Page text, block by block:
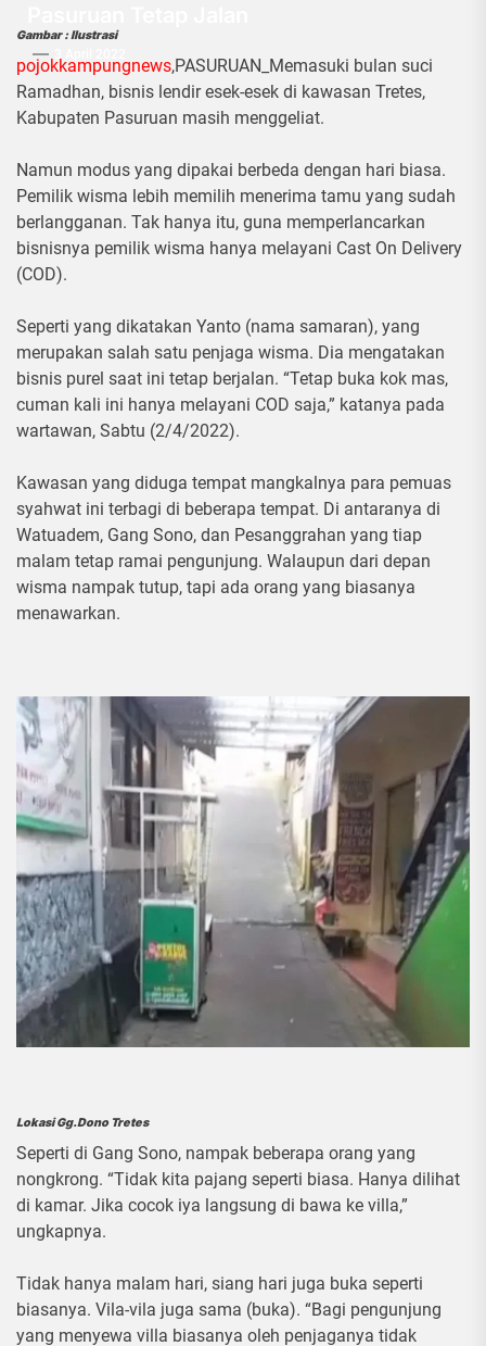
Gambar : Ilustrasi
pojokkampungnews,PASURUAN_Memasuki bulan suci
Ramadhan, bisnis lendir esek-esek di kawasan Tretes,
Kabupaten Pasuruan masih menggeliat.
Namun modus yang dipakai berbeda dengan hari biasa.
Pemilik wisma lebih memilih menerima tamu yang sudah
berlangganan. Tak hanya itu, guna memperlancarkan
bisnisnya pemilik wisma hanya melayani Cast On Delivery
(COD).
Seperti yang dikatakan Yanto (nama samaran), yang
merupakan salah satu penjaga wisma. Dia mengatakan
bisnis purel saat ini tetap berjalan. “Tetap buka kok mas,
cuman kali ini hanya melayani COD saja,” katanya pada
wartawan, Sabtu (2/4/2022).
Kawasan yang diduga tempat mangkalnya para pemuas
syahwat ini terbagi di beberapa tempat. Di antaranya di
Watuadem, Gang Sono, dan Pesanggrahan yang tiap
malam tetap ramai pengunjung. Walaupun dari depan
wisma nampak tutup, tapi ada orang yang biasanya
menawarkan.
Lokasi Gg.Dono Tretes
Seperti di Gang Sono, nampak beberapa orang yang
nongkrong. “Tidak kita pajang seperti biasa. Hanya dilihat
di kamar. Jika cocok iya langsung di bawa ke villa,”
ungkapnya.
Tidak hanya malam hari, siang hari juga buka seperti
biasanya. Vila-vila juga sama (buka). “Bagi pengunjung
yang menyewa villa biasanya oleh penjaganya tidak